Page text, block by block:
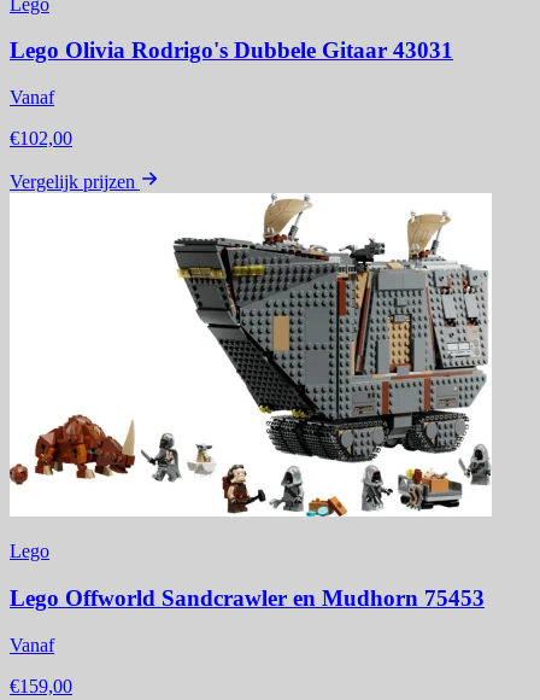
Lego Olivia Rodrigo's Dubbele Gitaar 43031
Vanaf
€102,00
Vergelijk prijzen
Lego
Lego Offworld Sandcrawler en Mudhorn 75453
Vanaf
€159,00